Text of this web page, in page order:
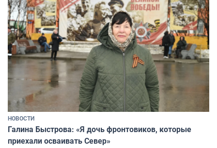
НОВОСТИ
Галина Быстрова: «Я дочь фронтовиков, которые
приехали осваивать Север»